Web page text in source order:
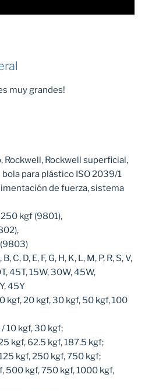
muy grandes!
Rockwell, Rockwell superficial,
bola para plástico ISO 2039/1
de fuerza, sistema
250 kgf (9801),
C, D, E, F, G, H, K, L, M, P, R, S, V,
45T, 15W, 30W, 45W,
45Y
kgf, 20 kgf, 30 kgf, 50 kgf, 100
/ 10 kgf, 30 kgf;
kgf, 62.5 kgf, 187.5 kgf;
kgf, 250 kgf, 750 kgf;
500 kgf, 750 kgf, 1000 kgf,